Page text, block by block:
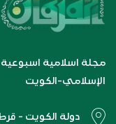
مجلة اسلامية اسبوعية
الإسلامي-الكويت
دولة الكويت -